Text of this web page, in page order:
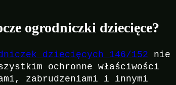
ogrodniczki dziecięce?
dziecięcych 146/152 nie
ochronne właściwości
zabrudzeniami i innymi